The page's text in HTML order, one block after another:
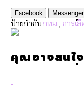
Facebook Messenger
ป้ายกำกับ:กทม. การเ
คุณอาจสนใจ